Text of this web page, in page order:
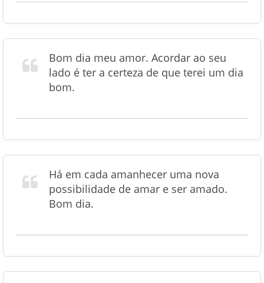
Bom dia meu amor. Acordar ao seu
lado é ter a certeza de que terei um dia
bom.
Há em cada amanhecer uma nova
possibilidade de amar e ser amado.
Bom dia.